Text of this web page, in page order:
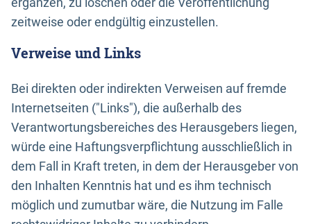
zeitweise oder endgültig einzustellen.
Verweise und Links
Bei direkten oder indirekten Verweisen auf fremde
Internetseiten ("Links"), die außerhalb des
Verantwortungsbereiches des Herausgebers liegen,
würde eine Haftungsverpflichtung ausschließlich in
dem Fall in Kraft treten, in dem der Herausgeber von
den Inhalten Kenntnis hat und es ihm technisch
möglich und zumutbar wäre, die Nutzung im Falle